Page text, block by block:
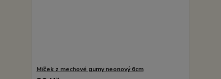
Míček z mechové gumy neonový 6cm